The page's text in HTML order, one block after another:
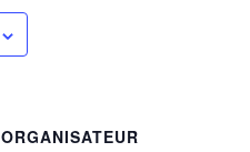
ORGANISATEUR